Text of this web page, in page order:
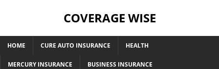
COVERAGE WISE
HOME CURE AUTO INSURANCE HEALTH
MERCURY INSURANCE BUSINESS INSURANCE